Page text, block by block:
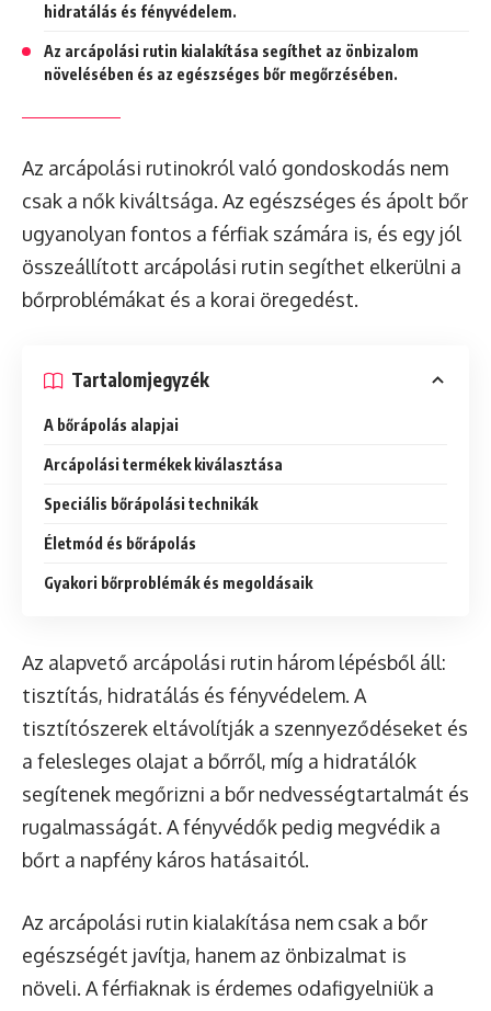
hidratálás és fényvédelem.
Az arcápolási rutin kialakítása segíthet az önbizalom
növelésében és az egészséges bőr megőrzésében.
Az arcápolási rutinokról való gondoskodás nem
csak a nők kiváltsága. Az egészséges és ápolt bőr
ugyanolyan fontos a férfiak számára is, és egy jól
összeállított arcápolási rutin segíthet elkerülni a
bőrproblémákat és a korai öregedést.
Tartalomjegyzék
A bőrápolás alapjai
Arcápolási termékek kiválasztása
Speciális bőrápolási technikák
Életmód és bőrápolás
Gyakori bőrproblémák és megoldásaik
Az alapvető arcápolási rutin három lépésből áll:
tisztítás, hidratálás és fényvédelem. A
tisztítószerek eltávolítják a szennyeződéseket és
a felesleges olajat a bőrről, míg a hidratálók
segítenek megőrizni a bőr nedvességtartalmát és
rugalmasságát. A fényvédők pedig megvédik a
bőrt a napfény káros hatásaitól.
Az arcápolási rutin kialakítása nem csak a bőr
egészségét javítja, hanem az önbizalmat is
növeli. A férfiaknak is érdemes odafigyelniük a